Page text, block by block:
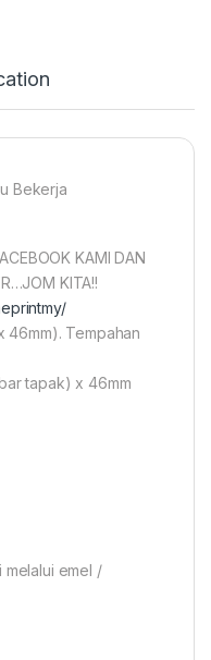
Bekerja
KAMI DAN
KITA!!
46mm). Tempahan
tapak) x 46mm
emel /